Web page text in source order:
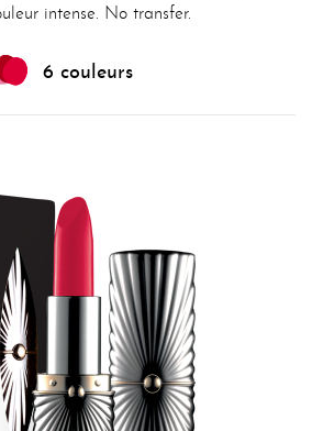
intense. No transfer.
6 couleurs